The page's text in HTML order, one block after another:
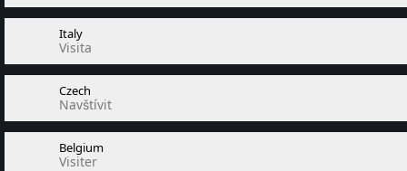
Italy
Visita
Czech
Navštívit
Belgium
Visiter